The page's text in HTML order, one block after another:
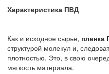
Характеристика ПВД
Как и исходное сырье, пленка
структурой молекул и,
плотностью. Это, в свою
мягкость материала.